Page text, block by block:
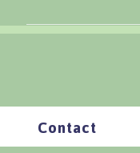
Contact